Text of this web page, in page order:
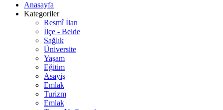
Anasayfa
Kategoriler
Resmî İlan
İlçe - Belde
Sağlık
Üniversite
Yaşam
Eğitim
Asayiş
Emlak
Turizm
Emlak